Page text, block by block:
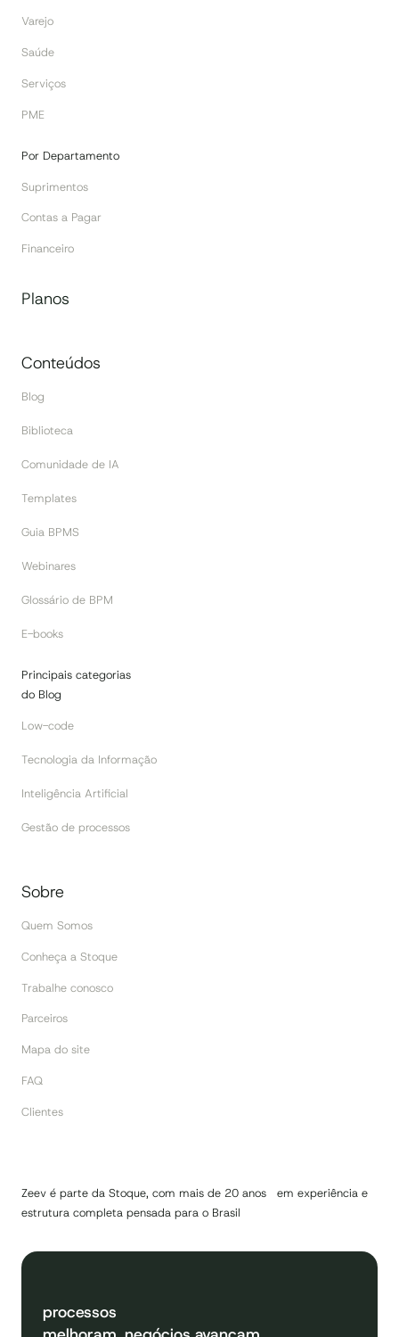
Varejo
Saúde
Serviços
PME
Por Departamento
Suprimentos
Contas a Pagar
Financeiro
Planos
Conteúdos
Blog
Biblioteca
Comunidade de IA
Templates
Guia BPMS
Webinares
Glossário de BPM
E-books
Principais categorias
do Blog
Low-code
Tecnologia da Informação
Inteligência Artificial
Gestão de processos
Sobre
Quem Somos
Conheça a Stoque
Trabalhe conosco
Parceiros
Mapa do site
FAQ
Clientes
Zeev é parte da Stoque, com mais de 20 anos em experiência e
estrutura completa pensada para o Brasil
processos